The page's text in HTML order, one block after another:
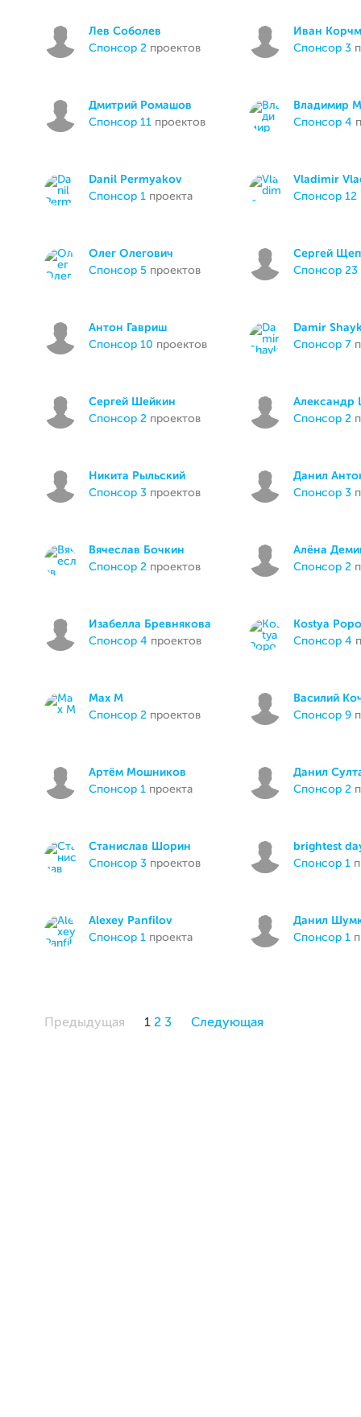
Лев Соболев
спонсор 2 проектов
Иван
спонсор 3
Дмитрий Ромашов
спонсор 11 проектов
Владимир
спонсор 4
Danil Permyakov
спонсор 1 проекта
Vladimir
спонсор 12
Олег Олегович
спонсор 5 проектов
Сергей
спонсор 23
Антон Гавриш
спонсор 10 проектов
Damir
спонсор 7
Сергей Шейкин
спонсор 2 проектов
Александр
спонсор 2
Никита Рыльский
спонсор 3 проектов
Данил
спонсор 3
Вячеслав Бочкин
спонсор 2 проектов
Алёна
спонсор 2
Изабелла Бревнякова
спонсор 4 проектов
Kostya
спонсор 4
Max M
спонсор 2 проектов
Василий
спонсор 9
Артём Мошников
спонсор 1 проекта
Данил
спонсор 2
Станислав Шорин
спонсор 3 проектов
brightest
спонсор 1
Alexey Panfilov
спонсор 1 проекта
Данил
спонсор 1
Предыдущая 1 2 3 Следующая